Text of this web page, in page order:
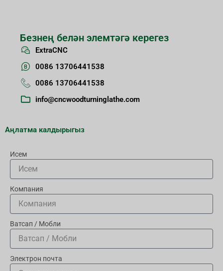
Безнең белән элемтәгә керегез
ExtraCNC
0086 13706441538
0086 13706441538
info@cncwoodturninglathe.com
Аңлатма калдырыгыз
Исем
Компания
Ватсап / Мобли
Электрон почта